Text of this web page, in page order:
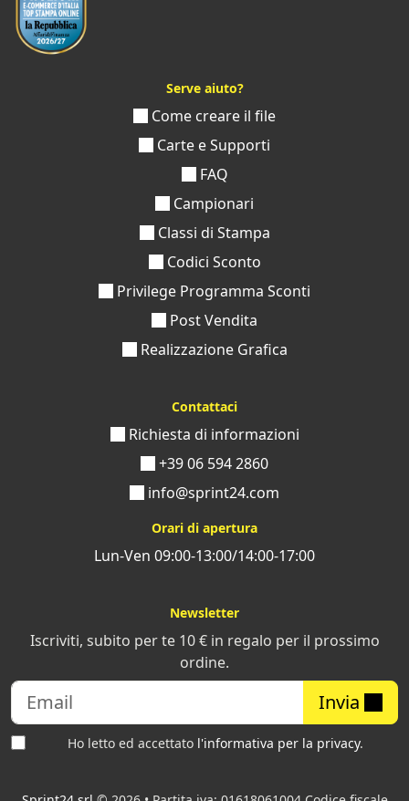
Serve aiuto?
Come creare il file
Carte e Supporti
FAQ
Campionari
Classi di Stampa
Codici Sconto
Privilege Programma Sconti
Post Vendita
Realizzazione Grafica
Contattaci
Richiesta di informazioni
+39 06 594 2860
info@sprint24.com
Orari di apertura
Lun-Ven 09:00-13:00/14:00-17:00
Newsletter
Iscriviti, subito per te 10 € in regalo per il prossimo
ordine.
Invia
Ho letto ed accettato l'informativa per la privacy.